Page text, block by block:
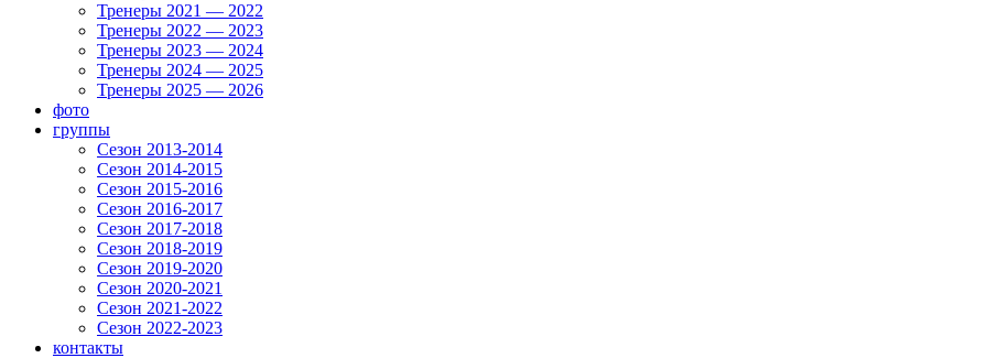
Тренеры 2021 — 2022
Тренеры 2022 — 2023
Тренеры 2023 — 2024
Тренеры 2024 — 2025
Тренеры 2025 — 2026
фото
группы
Сезон 2013-2014
Сезон 2014-2015
Сезон 2015-2016
Сезон 2016-2017
Сезон 2017-2018
Сезон 2018-2019
Сезон 2019-2020
Сезон 2020-2021
Сезон 2021-2022
Сезон 2022-2023
контакты